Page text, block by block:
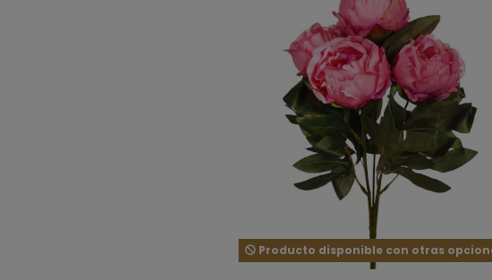
Producto disponible con otras